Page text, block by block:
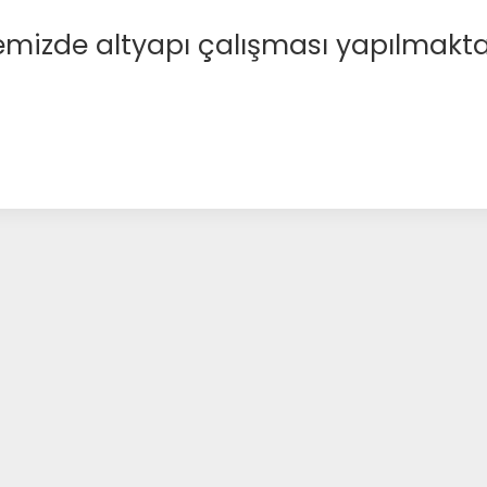
altyapı çalışması